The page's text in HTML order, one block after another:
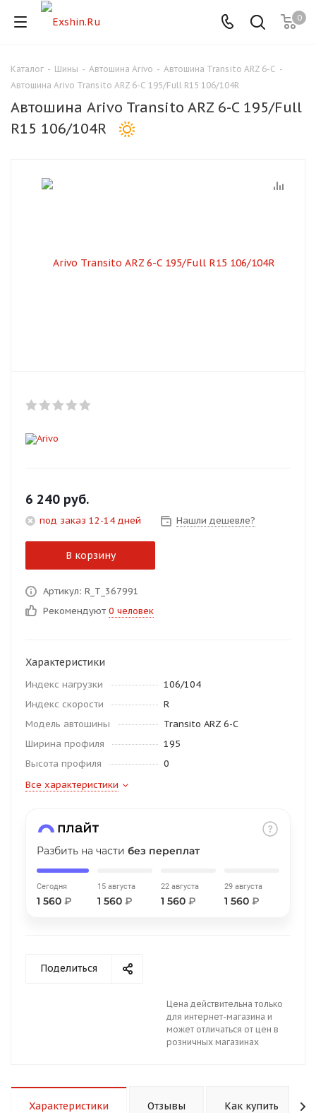
0
Каталог - Шины - Автошина Arivo - Автошина Transito ARZ 6-C -
Автошина Arivo Transito ARZ 6-C 195/Full R15 106/104R
Автошина Arivo Transito ARZ 6-C 195/Full
R15 106/104R
6 240 руб.
под заказ 12-14 дней Нашли дешевле?
В корзину
Артикул: R_T_367991
Рекомендуют 0 человек
Характеристики
Индекс нагрузки
106/104
Индекс скорости
R
Модель автошины
Transito ARZ 6-C
Ширина профиля
195
Высота профиля
0
Все характеристики
Разбить на части без переплат
Сегодня
1 560 ₽
15 августа
1 560 ₽
22 августа
1 560 ₽
29 августа
1 560 ₽
Поделиться
Цена действительна только
для интернет-магазина и
может отличаться от цен в
розничных магазинах
Характеристики Отзывы Как купить
Для клиентов всех банков
Разбейте
оплатуна части
Сегодня
Оплачивайте сегодня только
Оставшиеся 75
% будут
списыватьсяс вашей карты
25%каждые 2 недели
Остались вопросы?
8 800 302-02-51